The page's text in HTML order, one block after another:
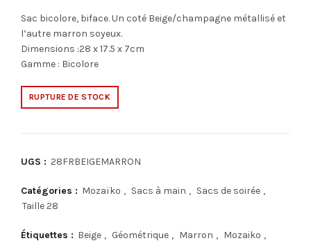
Sac bicolore, biface. Un coté Beige/champagne métallisé et
l’autre marron soyeux.
Dimensions :28 x 17.5 x 7cm
Gamme : Bicolore
RUPTURE DE STOCK
UGS : 28FRBEIGEMARRON
Catégories : Mozaïko , Sacs à main , Sacs de soirée ,
Taille 28
Étiquettes : Beige , Géométrique , Marron , Mozaiko ,